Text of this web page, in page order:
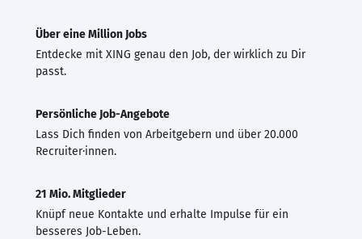
Über eine Million Jobs
Entdecke mit XING genau den Job, der wirklich zu Dir
passt.
Persönliche Job-Angebote
Lass Dich finden von Arbeitgebern und über 20.000
Recruiter·innen.
21 Mio. Mitglieder
Knüpf neue Kontakte und erhalte Impulse für ein
besseres Job-Leben.